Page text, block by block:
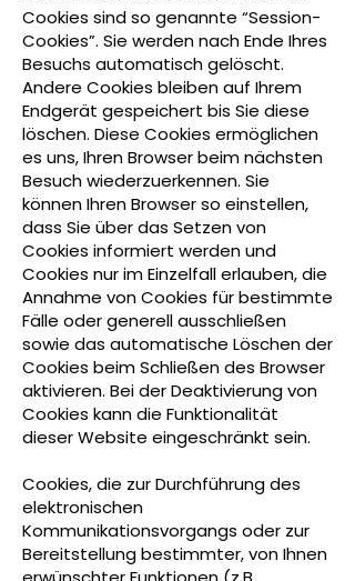
Cookies sind so genannte “Session-
Cookies”. Sie werden nach Ende Ihres
Besuchs automatisch gelöscht.
Andere Cookies bleiben auf Ihrem
Endgerät gespeichert bis Sie diese
löschen. Diese Cookies ermöglichen
es uns, Ihren Browser beim nächsten
Besuch wiederzuerkennen. Sie
können Ihren Browser so einstellen,
dass Sie über das Setzen von
Cookies informiert werden und
Cookies nur im Einzelfall erlauben, die
Annahme von Cookies für bestimmte
Fälle oder generell ausschließen
sowie das automatische Löschen der
Cookies beim Schließen des Browser
aktivieren. Bei der Deaktivierung von
Cookies kann die Funktionalität
dieser Website eingeschränkt sein.
Cookies, die zur Durchführung des
elektronischen
Kommunikationsvorgangs oder zur
Bereitstellung bestimmter, von Ihnen